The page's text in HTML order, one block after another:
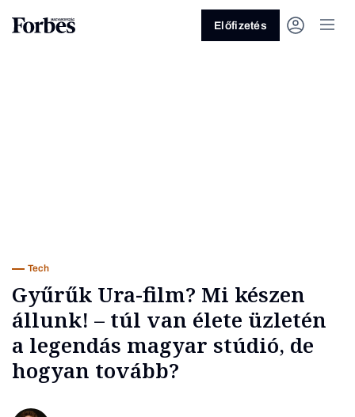
Előfizetés
Tech
Gyűrűk Ura-film? Mi készen
állunk! – túl van élete üzletén
a legendás magyar stúdió, de
hogyan tovább?